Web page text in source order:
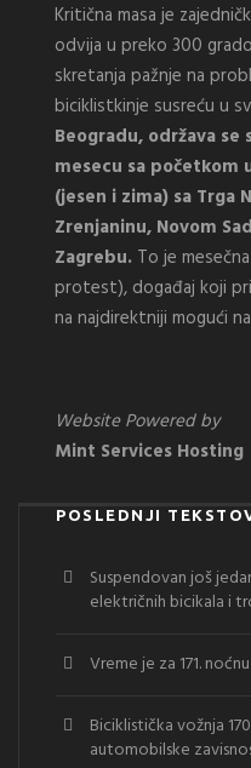
Kritična masa je
odvija u preko 300
skretanja pažnje na
biciklistkinje susreću u
Beogradu, održava
mesecu sa početkom
(jesen i zima) sa Trga
Zrenjaninu, Novom
Zagrebu. To je
protest), događaj koji
na najdirektniji mogući
Website Powered by
Mint Services Hosting
POSLEDNJI
Suspendovan još
električnih bicikala i
Vreme je za 171.
Biciklistička vožnja
automobilske